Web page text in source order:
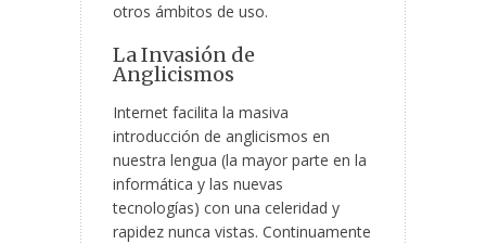
otros ámbitos de uso.
La Invasión de
Anglicismos
Internet facilita la masiva
introducción de anglicismos en
nuestra lengua (la mayor parte en la
informática y las nuevas
tecnologías) con una celeridad y
rapidez nunca vistas. Continuamente